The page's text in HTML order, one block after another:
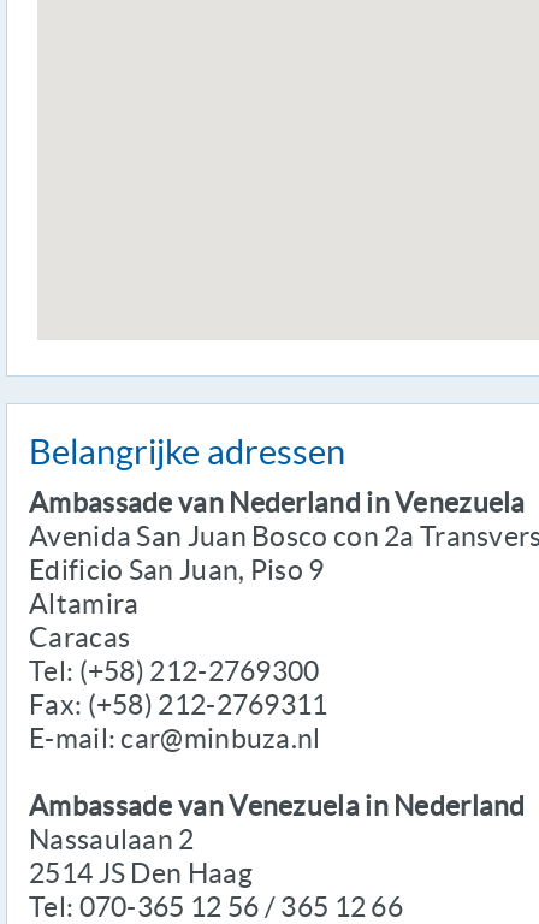
Belangrijke adressen
Ambassade van Nederland in Venezuela
Avenida San Juan Bosco con 2a
Edificio San Juan, Piso 9
Altamira
Caracas
Tel: (+58) 212-2769300
Fax: (+58) 212-2769311
E-mail: car@minbuza.nl
Ambassade van Venezuela in Nederland
Nassaulaan 2
2514 JS Den Haag
Tel: 070-365 12 56 / 365 12 66